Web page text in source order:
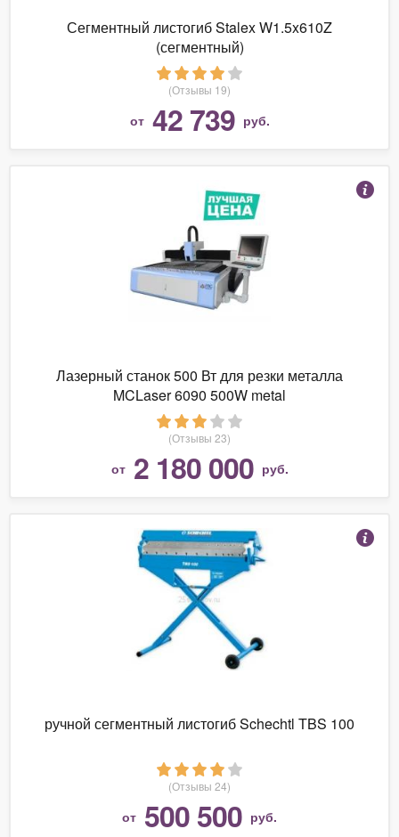
Сегментный листогиб Stalex W1.5x610Z
(сегментный)
(Отзывы 19)
от 42 739 руб.
Лазерный станок 500 Вт для резки металла
MCLaser 6090 500W metal
(Отзывы 23)
от 2 180 000 руб.
ручной сегментный листогиб Schechtl TBS 100
(Отзывы 24)
от 500 500 руб.